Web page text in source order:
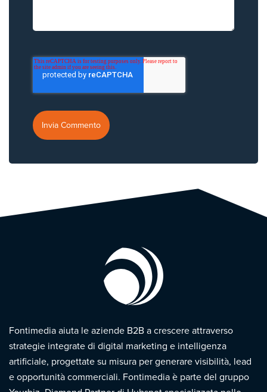
Fontimedia aiuta le aziende B2B a crescere attraverso
strategie integrate di digital marketing e intelligenza
artificiale, progettate su misura per generare visibilità, lead
e opportunità commerciali. Fontimedia è parte del gruppo